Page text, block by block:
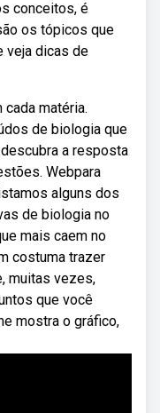
conceitos, é
os tópicos que
veja dicas de
matéria.
de biologia que
a resposta
Webpara
alguns dos
de biologia no
mais caem no
costuma trazer
muitas vezes,
que você
mostra o gráfico,